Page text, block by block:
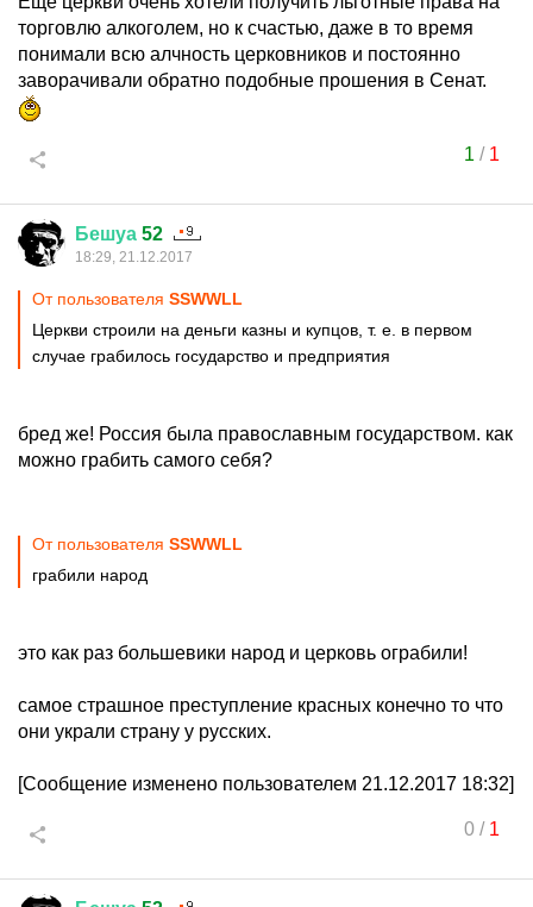
торговлю алкоголем, но к счастью, даже в то время
понимали всю алчность церковников и постоянно
заворачивали обратно подобные прошения в Сенат.
1 / 1
Бешуа 52
18:29, 21.12.2017
От пользователя SSWWLL
Церкви строили на деньги казны и купцов, т. е. в первом
случае грабилось государство и предприятия
бред же! Россия была православным государством. как
можно грабить самого себя?
От пользователя SSWWLL
грабили народ
это как раз большевики народ и церковь ограбили!
самое страшное преступление красных конечно то что
они украли страну у русских.
[Сообщение изменено пользователем 21.12.2017 18:32]
0/ 1